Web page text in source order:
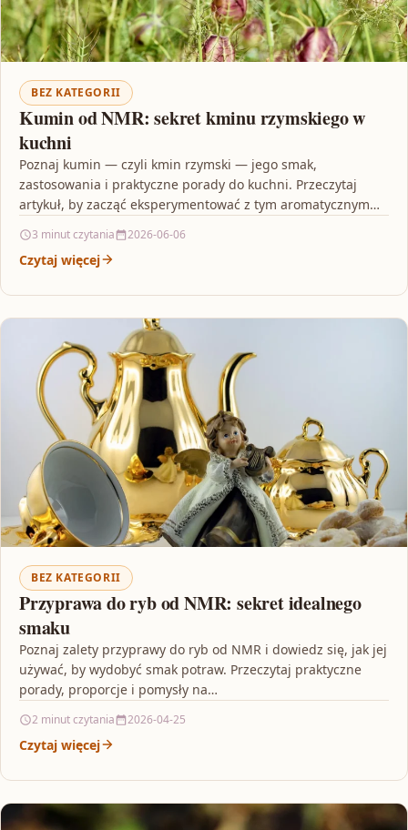
BEZ KATEGORII
Kumin od NMR: sekret kminu rzymskiego w
kuchni
Poznaj kumin — czyli kmin rzymski — jego smak,
zastosowania i praktyczne porady do kuchni. Przeczytaj
artykuł, by zacząć eksperymentować z tym aromatycznym
3 minut czytania 2026-06-06
Czytaj więcej
BEZ KATEGORII
Przyprawa do ryb od NMR: sekret idealnego
smaku
Poznaj zalety przyprawy do ryb od NMR i dowiedz się, jak jej
używać, by wydobyć smak potraw. Przeczytaj praktyczne
porady, proporcje i pomysły na…
2 minut czytania 2026-04-25
Czytaj więcej